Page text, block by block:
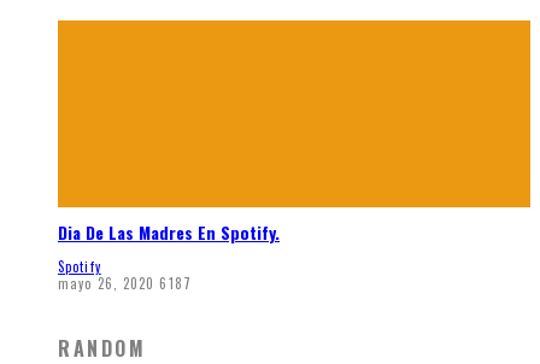
Dia De Las Madres En Spotify.
Spotify
mayo 26, 2020 6187
RANDOM